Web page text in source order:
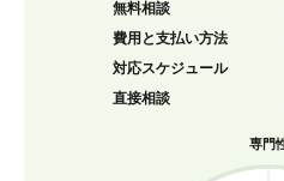
無料相談
費用と支払い方法
対応スケジュール
直接相談
専門